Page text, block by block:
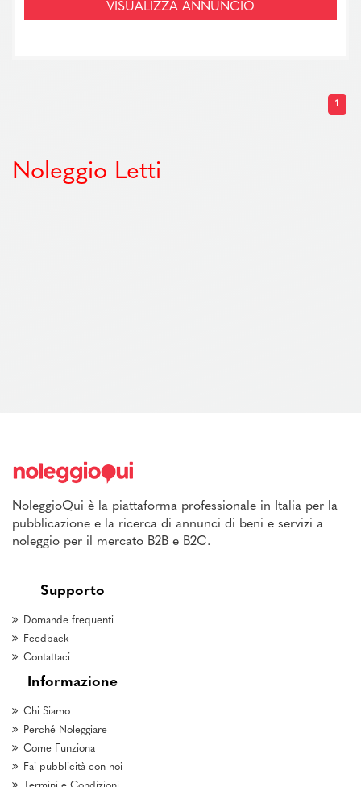
VISUALIZZA ANNUNCIO
1
Noleggio Letti
NoleggioQui è la piattaforma professionale in Italia per la
pubblicazione e la ricerca di annunci di beni e servizi a
noleggio per il mercato B2B e B2C.
Supporto
Domande frequenti
Feedback
Contattaci
Informazione
Chi Siamo
Perché Noleggiare
Come Funziona
Fai pubblicità con noi